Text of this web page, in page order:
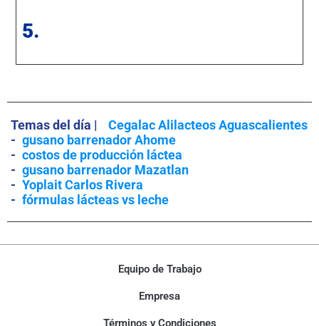
5.
Temas del día |
Cegalac Alilacteos Aguascalientes
- gusano barrenador Ahome
- costos de producción láctea
- gusano barrenador Mazatlan
- Yoplait Carlos Rivera
- fórmulas lácteas vs leche
Equipo de Trabajo
Empresa
Términos y Condiciones